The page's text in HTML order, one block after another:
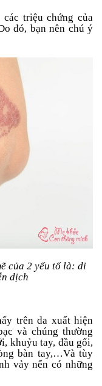
triệu chứng của
đó, bạn nên chú ý
của 2 yếu tố là: di
dịch
trên da xuất hiện
và chúng thường
khuỷu tay, đầu gối,
bàn tay,…Và tùy
vảy nến có những